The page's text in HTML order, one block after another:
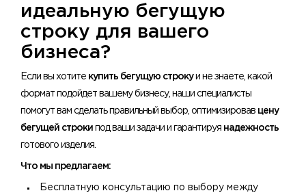
идеальную бегущую
строку для вашего
бизнеса?
Если вы хотите купить бегущую строкуи не знаете, какой
формат подойдет вашему бизнесу, наши специалисты
помогут вам сделать правильный выбор, оптимизировав цену
бегущей строки под ваши задачи и гарантируя надежность
готового изделия.
Что мы предлагаем:
Бесплатную консультацию по выбору между